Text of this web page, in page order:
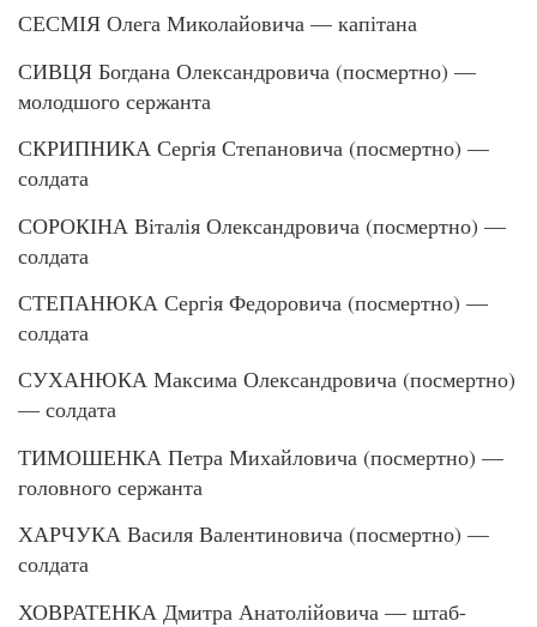
СЕСМІЯ Олега Миколайовича — капітана
СИВЦЯ Богдана Олександровича (посмертно) —
молодшого сержанта
СКРИПНИКА Сергія Степановича (посмертно) —
солдата
СОРОКІНА Віталія Олександровича (посмертно) —
солдата
СТЕПАНЮКА Сергія Федоровича (посмертно) —
солдата
СУХАНЮКА Максима Олександровича (посмертно)
— солдата
ТИМОШЕНКА Петра Михайловича (посмертно) —
головного сержанта
ХАРЧУКА Василя Валентиновича (посмертно) —
солдата
ХОВРАТЕНКА Дмитра Анатолійовича — штаб-